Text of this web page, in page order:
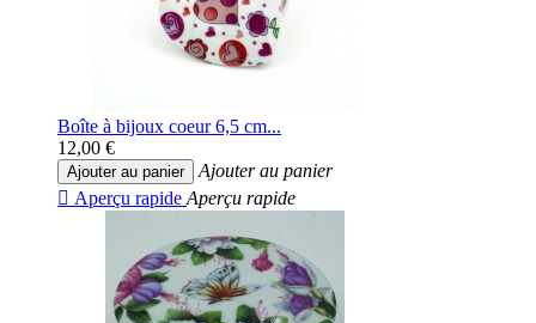
Boîte à bijoux coeur 6,5 cm...
12,00 €
Ajouter au panier
Ajouter au panier
 Aperçu rapide Aperçu rapide